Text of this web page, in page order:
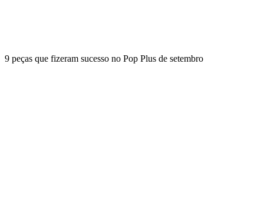
9 peças que fizeram sucesso no Pop Plus de setembro